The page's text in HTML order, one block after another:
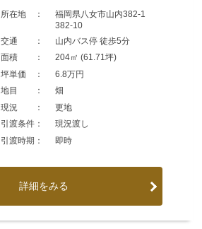
所在地 ：
福岡県八女市山内382-1
382-10
交通 ：
山内バス停 徒歩5分
面積 ：
204㎡ (61.71坪)
坪単価 ：
6.8万円
地目 ：
畑
現況 ：
更地
引渡条件：
現況渡し
引渡時期：
即時
詳細をみる